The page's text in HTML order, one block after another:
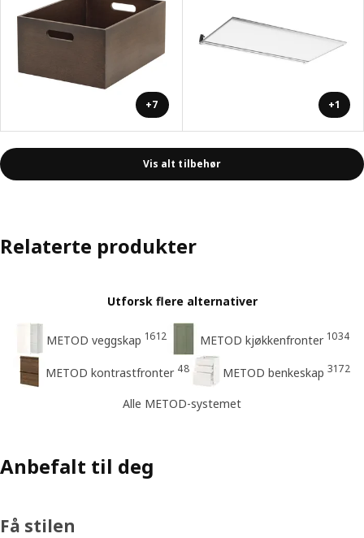
+7 +1
Vis alt tilbehør
Relaterte produkter
Utforsk flere alternativer
METOD veggskap 1612 METOD kjøkkenfronter 1034
METOD kontrastfronter 48 METOD benkeskap 3172
Alle METOD-systemet
Anbefalt til deg
Få stilen